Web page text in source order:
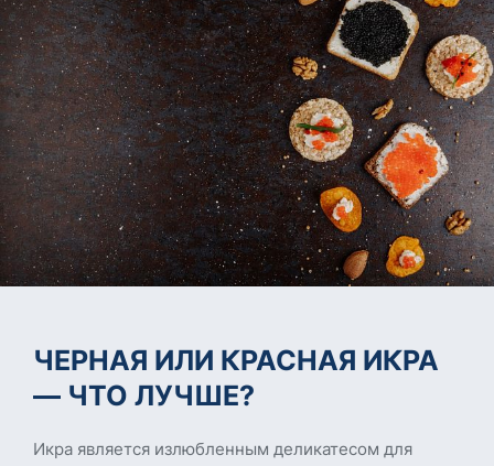
ЧЕРНАЯ ИЛИ КРАСНАЯ ИКРА
— ЧТО ЛУЧШЕ?
Икра является излюбленным деликатесом для